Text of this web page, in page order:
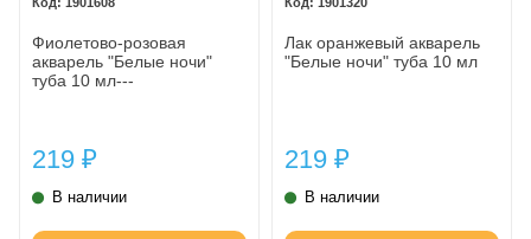
Фиолетово-розовая
акварель "Белые ночи"
туба 10 мл---
219 ₽
В наличии
Лак оранжевый акварель
"Белые ночи" туба 10 мл
219 ₽
В наличии